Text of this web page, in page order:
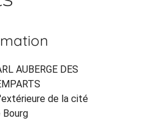
AUBERGE DES
de la cité
Bourg